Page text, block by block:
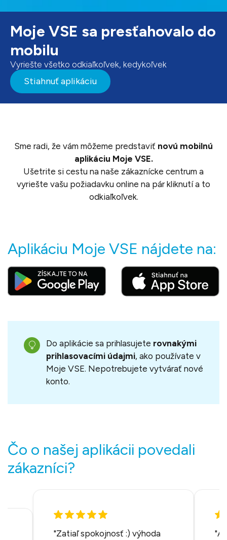
Moje VSE sa presťahovalo do
mobilu
Vyriešte všetko odkiaľkoľvek, kedykoľvek
Stiahnuť aplikáciu
Sme radi, že vám môžeme predstaviť novú mobilnú
aplikáciu Moje VSE.
Ušetrite si cestu na naše zákaznícke centrum a
vyriešte vašu požiadavku online na pár kliknutí a to
odkiaľkoľvek.
Aplikáciu Moje VSE nájdete na:
Do aplikácie sa prihlasujete rovnakými
prihlasovacími údajmi, ako používate v
Moje VSE. Nepotrebujete vytvárať nové
konto.
Čo o našej aplikácii povedali
zákazníci?
"Zatiaľ spokojnosť :) výhoda